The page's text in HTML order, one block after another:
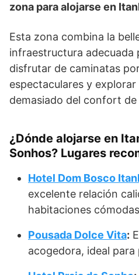
zona para alojarse en
Esta zona combina la
infraestructura adecuada
disfrutar de caminatas
espectaculares y
demasiado del confort de
¿Dónde alojarse en
Sonhos? Lugares
Hotel Dom Bosco
excelente relación
habitaciones
Pousada Dolce Vita:
acogedora, ideal para